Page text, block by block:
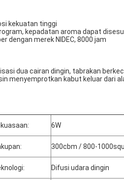
kekuatan tinggi
kepadatan aroma dapat
dengan merek NIDEC, 8000 jam
dua cairan dingin, tabrakan
menyemprotkan kabut keluar dari
6W
300cbm / 800-
Difusi udara dingin